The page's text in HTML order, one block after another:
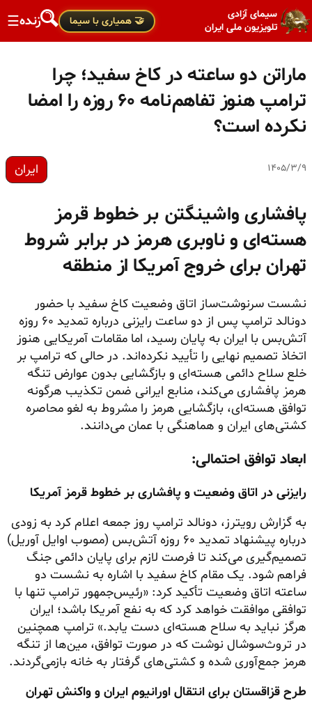
سیمای آزادی
تلویزیون ملی ایران
🤝 همیاری با سیما زنده☰
ماراتن دو ساعته در کاخ سفید؛ چرا
ترامپ هنوز تفاهم‌نامه ۶۰ روزه را امضا
نکرده است؟
۱۴۰۵/۳/۹ ایران
پافشاری واشینگتن بر خطوط قرمز
هسته‌ای و ناوبری هرمز در برابر شروط
تهران برای خروج آمریکا از منطقه
نشست سرنوشت‌ساز اتاق وضعیت کاخ سفید با حضور
دونالد ترامپ پس از دو ساعت رایزنی درباره تمدید ۶۰ روزه
آتش‌بس با ایران به پایان رسید، اما مقامات آمریکایی هنوز
اتخاذ تصمیم نهایی را تأیید نکرده‌اند. در حالی که ترامپ بر
خلع سلاح دائمی هسته‌ای و بازگشایی بدون عوارض تنگه
هرمز پافشاری می‌کند، منابع ایرانی ضمن تکذیب هرگونه
توافق هسته‌ای، بازگشایی هرمز را مشروط به لغو محاصره
کشتی‌های ایران و هماهنگی با عمان می‌دانند.
ابعاد توافق احتمالی:
رایزنی در اتاق وضعیت و پافشاری بر خطوط قرمز آمریکا
به گزارش رویترز، دونالد ترامپ روز جمعه اعلام کرد به زودی
درباره پیشنهاد تمدید ۶۰ روزه آتش‌بس (مصوب اوایل آوریل)
تصمیم‌گیری می‌کند تا فرصت لازم برای پایان دائمی جنگ
فراهم شود. یک مقام کاخ سفید با اشاره به نشست دو
ساعته اتاق وضعیت تأکید کرد: «رئیس‌جمهور ترامپ تنها با
توافقی موافقت خواهد کرد که به نفع آمریکا باشد؛ ایران
هرگز نباید به سلاح هسته‌ای دست یابد.» ترامپ همچنین
در تروث‌سوشال نوشت که در صورت توافق، مین‌ها از تنگه
هرمز جمع‌آوری شده و کشتی‌های گرفتار به خانه بازمی‌گردند.
طرح قزاقستان برای انتقال اورانیوم ایران و واکنش تهران